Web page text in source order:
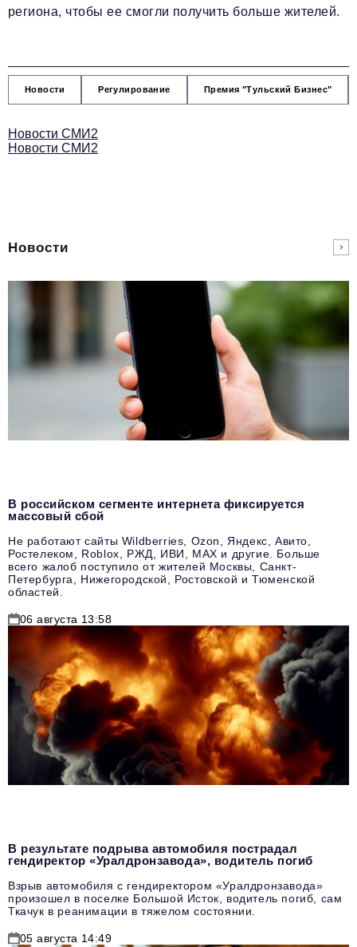
региона, чтобы ее смогли получить больше жителей.
Новости Регулирование Премия "Тульский Бизнес"
Новости СМИ2
Новости СМИ2
Новости
В российском сегменте интернета фиксируется
массовый сбой
Не работают сайты Wildberries, Ozon, Яндекс, Авито,
Ростелеком, Roblox, РЖД, ИВИ, MAX и другие. Больше
всего жалоб поступило от жителей Москвы, Санкт-
Петербурга, Нижегородской, Ростовской и Тюменской
областей.
06 августа 13:58
В результате подрыва автомобиля пострадал
гендиректор «Уралдронзавода», водитель погиб
Взрыв автомобиля с гендиректором «Уралдронзавода»
произошел в поселке Большой Исток, водитель погиб, сам
Ткачук в реанимации в тяжелом состоянии.
05 августа 14:49